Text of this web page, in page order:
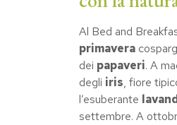
Al Bed and
primavera
dei papaveri. A
degli iris, fiore
l’esuberante
settembre. A